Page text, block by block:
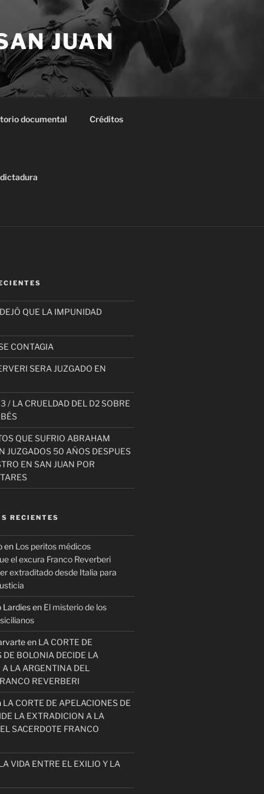
JUAN
documental Créditos
QUE LA IMPUNIDAD
CONTAGIA
SERA JUZGADO EN
/ LA CRUELDAD DEL D2 SOBRE
QUE SUFRIO ABRAHAM
JUZGADOS 50 AÑOS DESPUES
EN SAN JUAN POR
RECIENTES
en Los peritos médicos
el excura Franco Reverberi
extraditado desde Italia para
Lardiesen El misterio de los
en LA CORTE DE
DE BOLONIA DECIDE LA
LA ARGENTINA DEL
REVERBERI
LA CORTE DE APELACIONES DE
LA EXTRADICION A LA
SACERDOTE FRANCO
VIDA ENTRE EL EXILIO Y LA